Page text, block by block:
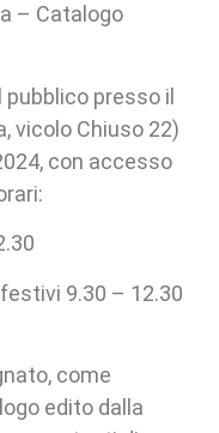
– Catalogo
pubblico presso il
vicolo Chiuso 22)
con accesso
9.30 – 12.30
come
edito dalla